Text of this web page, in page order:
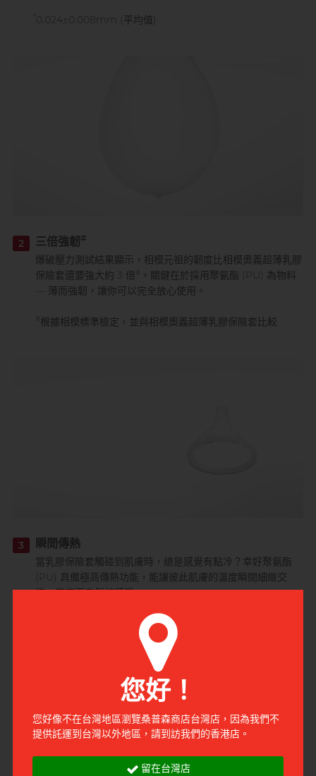
0.024±0.008mm (平均值)
2 三倍強韌 #
爆破壓力測試結果顯示，相模元祖的韌度比相模奧義超薄乳膠
保險套還要強大約 3 倍
。關鍵在於採用聚氨酯 (PU) 為物料
— 薄而強韌，讓你可以完全放心使用。
根據相模標準檢定，並與相模奧義超薄乳膠保險套比較
3 瞬間傳熱
當乳膠保險套觸碰到肌膚時，總是感覺有點冷？幸好聚氨酯
(PU) 具備極高傳熱功能，能讓彼此肌膚的溫度瞬間細緻交
流，帶來更自然的感覺。
您好！
您好像不在台灣地區瀏覽桑普森商店台灣店，因為我們不
提供託運到台灣以外地區，請到訪我們的香港店。
留在台灣店